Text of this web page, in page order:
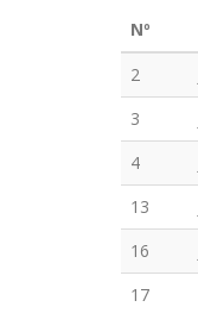
Nº
2
3
4
13
16
17